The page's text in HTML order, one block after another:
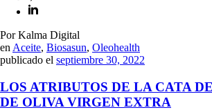
Por Kalma Digital
en Aceite, Biosasun, Oleohealth
publicado el septiembre 30, 2022
LOS ATRIBUTOS DE LA CATA
DE OLIVA VIRGEN EXTRA